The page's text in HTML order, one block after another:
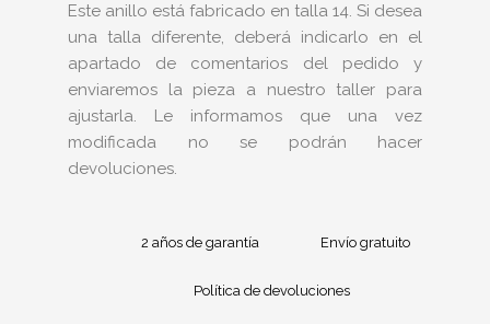
Este anillo está fabricado en talla 14. Si desea
una talla diferente, deberá indicarlo en el
apartado de comentarios del pedido y
enviaremos la pieza a nuestro taller para
ajustarla. Le informamos que una vez
modificada no se podrán hacer
devoluciones.
2 años de garantía Envío gratuito
Política de devoluciones